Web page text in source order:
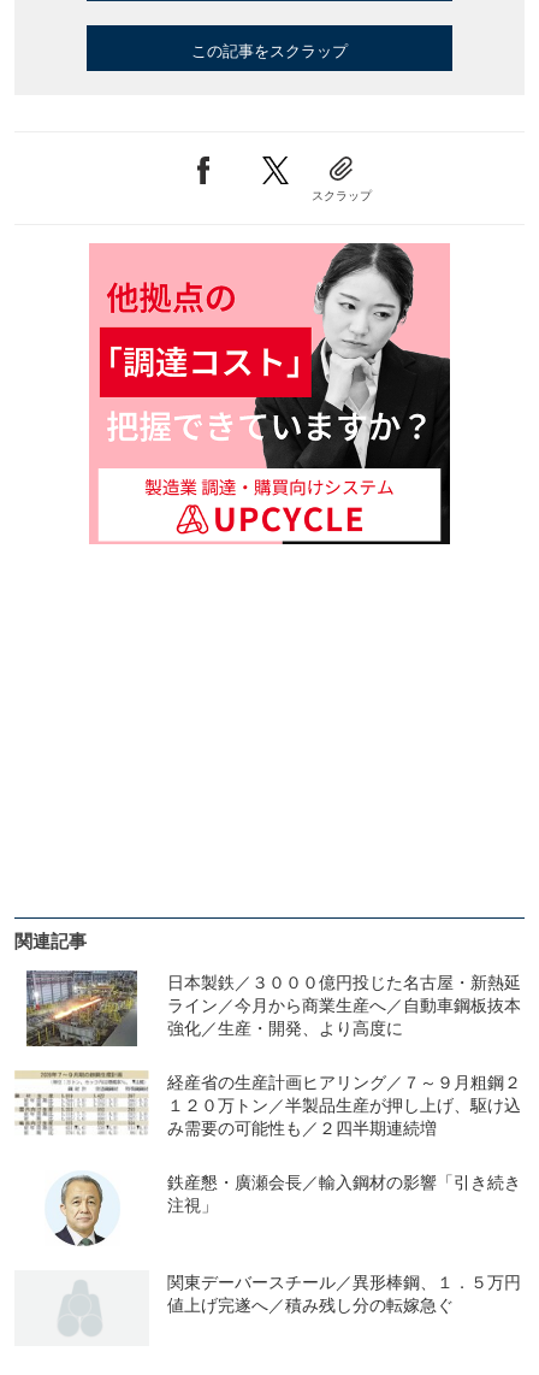
この記事をスクラップ
スクラップ
関連記事
日本製鉄／３０００億円投じた名古屋・新熱延
ライン／今月から商業生産へ／自動車鋼板抜本
強化／生産・開発、より高度に
経産省の生産計画ヒアリング／７～９月粗鋼２
１２０万トン／半製品生産が押し上げ、駆け込
み需要の可能性も／２四半期連続増
鉄産懇・廣瀬会長／輸入鋼材の影響「引き続き
注視」
関東デーバースチール／異形棒鋼、１．５万円
値上げ完遂へ／積み残し分の転嫁急ぐ